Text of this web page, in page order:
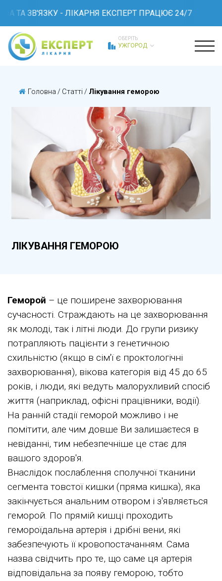
ТА ЗВ'ЯЗКУ - ЛІКАРНЯ ЕКСПЕРТ ПРАЦЮЄ 24/7
ОБЕРІТЬ
УЖГОРОД
Головна / Статті / Лікування геморою
ЛІКУВАННЯ ГЕМОРОЮ
Геморой – це поширене захворювання
сучасності. Страждають на це захворювання
як молоді, так і літні люди. До групи ризику
потрапляють пацієнти з генетичною
схильністю (якщо в сім'ї є проктологічні
захворювання), вікова категорія від 45 до 65
років, і люди, які ведуть малорухливий спосіб
життя (наприклад, офісні працівники, водії).
На ранній стадії геморой можливо і не
помітити, але чим довше Ви залишаєтеся в
невіданні, тим небезпечніше це стає для
вашого здоров'я.
Внаслідок послаблення сполучної тканини
сегмента товстої кишки (пряма кишка), яка
закінчується анальним отвором і з'являється
геморой. По прямій кишці проходить
гемороїдальна артерія і дрібні вени, які
забезпечують її кровопостачанням. Сама
назва свідчить про те, що саме ця артерія
відповідальна за появу геморою, тобто